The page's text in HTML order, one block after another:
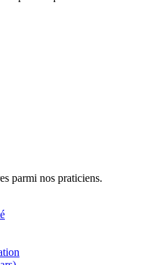
parmi nos praticiens.